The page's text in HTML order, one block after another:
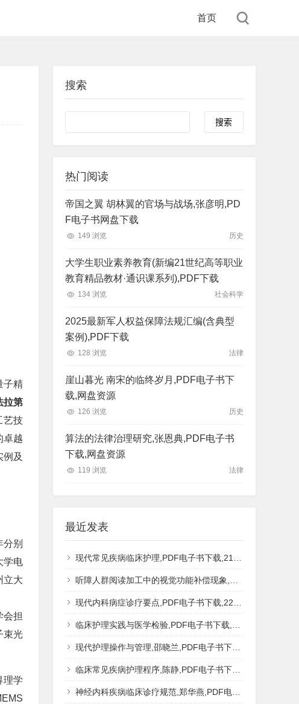
首页
子精
拉第
艺技
卓越
及
别
学电
立大
会担
束光
理学
搜索
Search
热门阅读
帝国之翼 胡林翼的官场与战场,张彦明,PD
F电子书网盘下载
149 浏览 历史
大学生职业素养教育(新编21世纪高等职业
教育精品教材·通识课系列),PDF下载
134 浏览 社会科学
2025最新军人权益保障法规汇编(含典型
案例),PDF下载
128 浏览 法律
崖山暮光 南宋的临终岁月,PDF电子书下
载,网盘资源
126 浏览 历史
算法的法律治理研究,张恩典,PDF电子书
下载,网盘资源
119 浏览 法律
最近发表
现代常见疾病临床护理,PDF电子书下载,217MB,网盘资源
听障人群阅读加工中的视觉功能补偿现象,秦钊,PDF电子书下载,网盘资源
现代内科病症诊疗要点,PDF电子书下载,223MB,网盘资源
临床护理实践与医学检验,PDF电子书下载,193MB,网盘资源
现代护理操作与管理,邵晓兰,PDF电子书下载,242MB,网盘资源
临床常见疾病护理程序,陈静,PDF电子书下载,185MB,网盘资源
神经内科疾病临床诊疗规范,郑华燕,PDF电子书下载,188MB,网盘资源